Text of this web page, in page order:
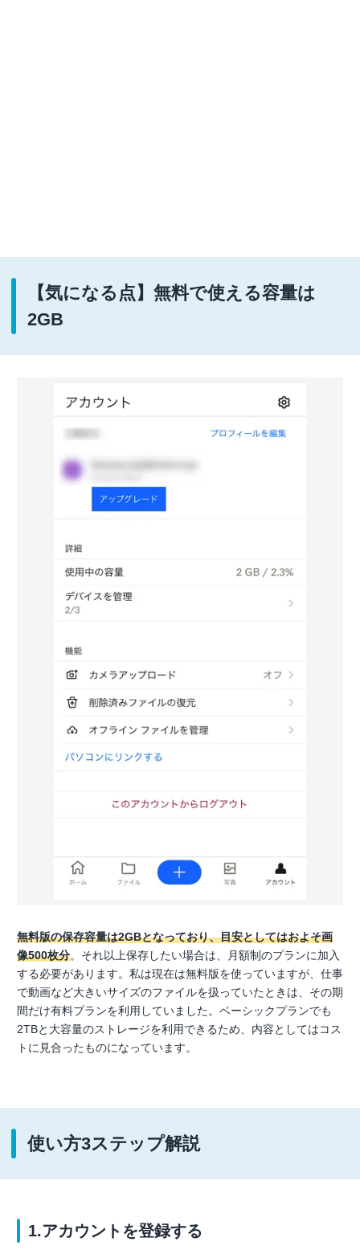
【気になる点】無料で使える容量は
2GB
無料版の保存容量は2GBとなっており、目安としてはおよそ画
像500枚分。それ以上保存したい場合は、月額制のプランに加入
する必要があります。私は現在は無料版を使っていますが、仕事
で動画など大きいサイズのファイルを扱っていたときは、その期
間だけ有料プランを利用していました。ベーシックプランでも
2TBと大容量のストレージを利用できるため、内容としてはコス
トに見合ったものになっています。
使い方3ステップ解説
1.アカウントを登録する